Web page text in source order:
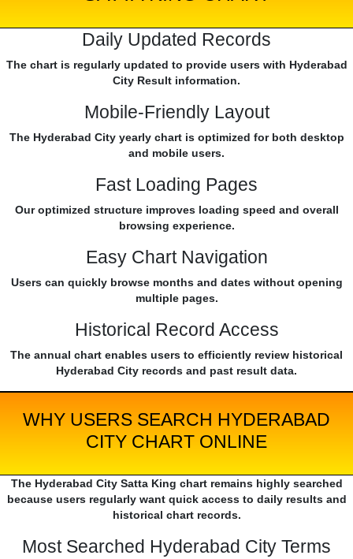
Daily Updated Records
The chart is regularly updated to provide users with Hyderabad
City Result information.
Mobile-Friendly Layout
The Hyderabad City yearly chart is optimized for both desktop
and mobile users.
Fast Loading Pages
Our optimized structure improves loading speed and overall
browsing experience.
Easy Chart Navigation
Users can quickly browse months and dates without opening
multiple pages.
Historical Record Access
The annual chart enables users to efficiently review historical
Hyderabad City records and past result data.
WHY USERS SEARCH HYDERABAD
CITY CHART ONLINE
The Hyderabad City Satta King chart remains highly searched
because users regularly want quick access to daily results and
historical chart records.
Most Searched Hyderabad City Terms